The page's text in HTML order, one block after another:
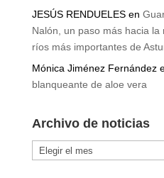
JESÚS RENDUELESen
Nalón, un paso más hacia
ríos más importantes de
Mónica Jiménez Fernández
blanqueante de aloe vera
Archivo de noticias
Archivo
de